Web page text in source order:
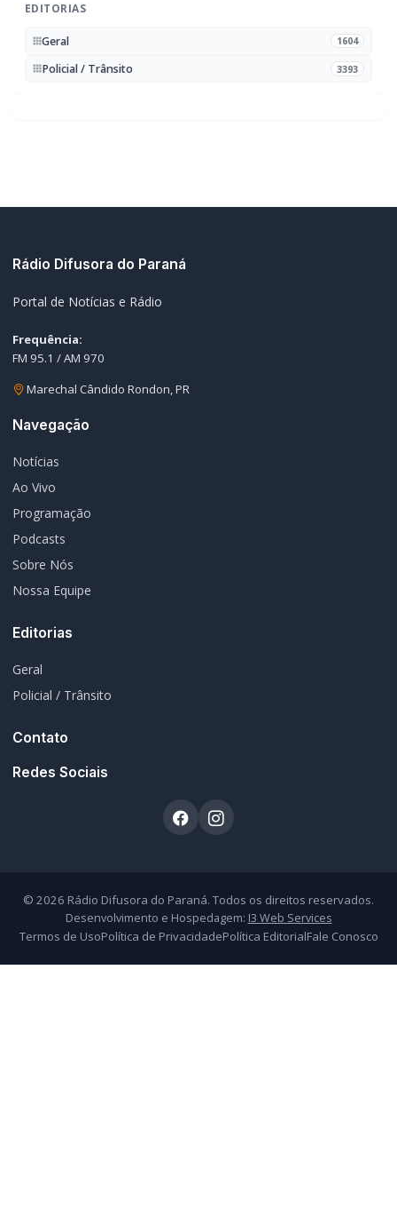
EDITORIAS
Geral 1604
Policial / Trânsito 3393
Rádio Difusora do Paraná
Portal de Notícias e Rádio
Frequência:
FM 95.1 / AM 970
Marechal Cândido Rondon, PR
Navegação
Notícias
Ao Vivo
Programação
Podcasts
Sobre Nós
Nossa Equipe
Editorias
Geral
Policial / Trânsito
Contato
Redes Sociais
© 2026 Rádio Difusora do Paraná. Todos os direitos reservados.
Desenvolvimento e Hospedagem: I3 Web Services
Termos de UsoPolítica de PrivacidadePolítica EditorialFale Conosco